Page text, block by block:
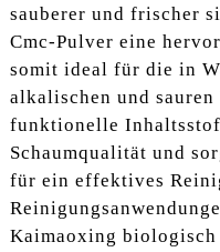
sauberer und frischer
Cmc-Pulver eine
somit ideal für die in
alkalischen und sauren
funktionelle
Schaumqualität und
für ein effektives
Kaimaoxing biologisch